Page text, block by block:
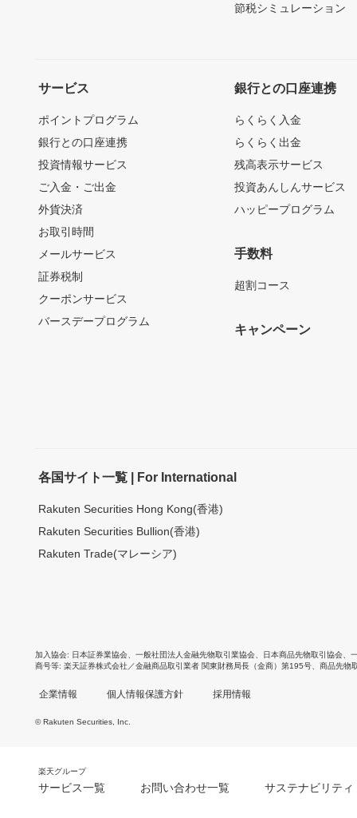
節税シミュレーション
サービス
ポイントプログラム
銀行との口座連携
投資情報サービス
ご入金・ご出金
外貨決済
お取引時間
メールサービス
証券税制
クーポンサービス
バースデープログラム
銀行との口座連携
らくらく入金
らくらく出金
残高表示サービス
投資あんしんサービス
ハッピープログラム
手数料
超割コース
キャンペーン
各国サイト一覧 | For International
Rakuten Securities Hong Kong(香港)
Rakuten Securities Bullion(香港)
Rakuten Trade(マレーシア)
加入協会 日本証券業協会 一般社団法人金融先物取引業協会 日本商品先物取引協会
商号等 楽天証券株式会社／金融商品取引業者 関東財務局長（金商）第195号、商品先物
企業情報 個人情報保護方針 採用情報
© Rakuten Securities, Inc.
楽天グループ
サービス一覧 お問い合わせ一覧 サステナビリティ